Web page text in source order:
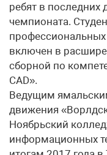
ребят в последних
чемпионата.
включен в
сборной по
CAD».
Ведущим
движения
Ноябрьский
информационных